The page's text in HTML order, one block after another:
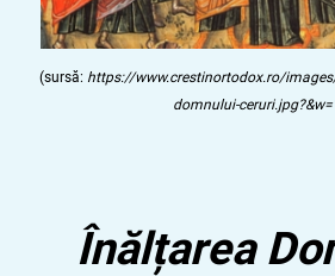
(sursă: https://www.crestinortodox.ro/
domnului-
Înălțarea